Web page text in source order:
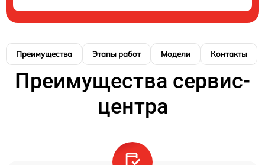
Преимущества Этапы работ Модели Контакты
Преимущества сервис-
центра